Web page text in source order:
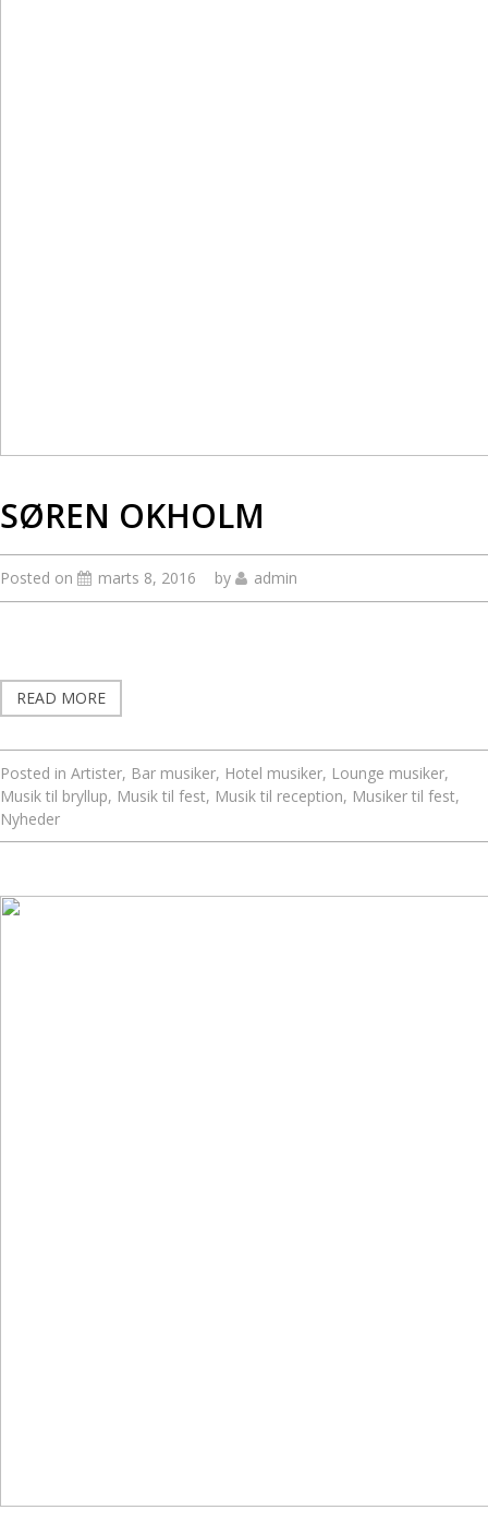
SØREN OKHOLM
Posted on marts 8, 2016 by admin
READ MORE
Posted in Artister, Bar musiker, Hotel musiker, Lounge musiker,
Musik til bryllup, Musik til fest, Musik til reception, Musiker til fest,
Nyheder